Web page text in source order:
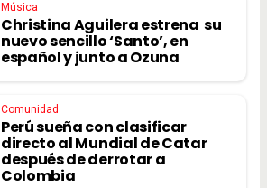
Música
Christina Aguilera estrena su
nuevo sencillo ‘Santo’, en
español y junto a Ozuna
Comunidad
Perú sueña con clasificar
directo al Mundial de Catar
después de derrotar a
Colombia